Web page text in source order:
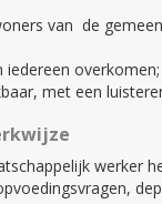
van de
iedereen
met een
werker